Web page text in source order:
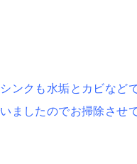
ンクも水垢とカビなど
ましたのでお掃除させ